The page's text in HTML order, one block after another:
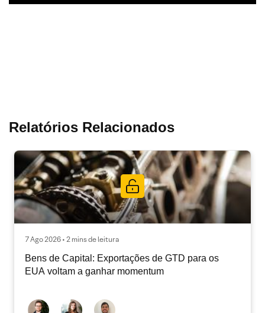
Relatórios Relacionados
7 Ago 2026 • 2 mins de leitura
Bens de Capital: Exportações de GTD para os
EUA voltam a ganhar momentum